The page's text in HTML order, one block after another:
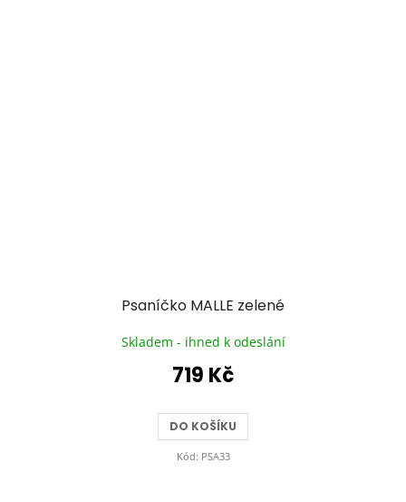
Psaníčko MALLE zelené
Skladem - ihned k odeslání
719 Kč
DO KOŠÍKU
Kód: PSA33